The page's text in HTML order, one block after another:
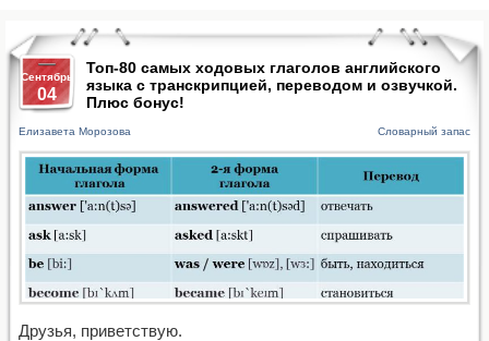
Сентябрь
04
Топ-80 самых ходовых глаголов английского
языка с транскрипцией, переводом и озвучкой.
Плюс бонус!
Елизавета Морозова Словарный запас
Друзья, приветствую.